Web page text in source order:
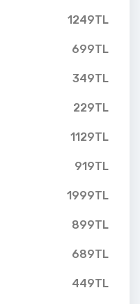
1249TL
699TL
349TL
229TL
1129TL
919TL
1999TL
899TL
689TL
449TL